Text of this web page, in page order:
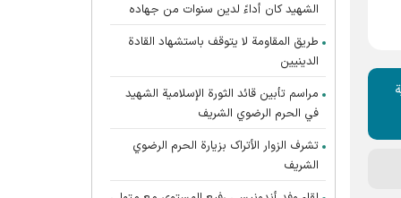
الشهيد كان أداءً لدين سنوات من جهاده
طريق المقاومة لا يتوقف باستشهاد القادة
الدينيين
مراسم تأبين قائد الثورة الإسلامية الشهید
في الحرم الرضوي الشریف
تشرف الزوار الأتراک بزیارة الحرم الرضوي
الشریف